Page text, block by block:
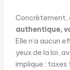
Concrètement,
authentique,
Elle n’a aucun
yeux de la loi,
implique : taxes